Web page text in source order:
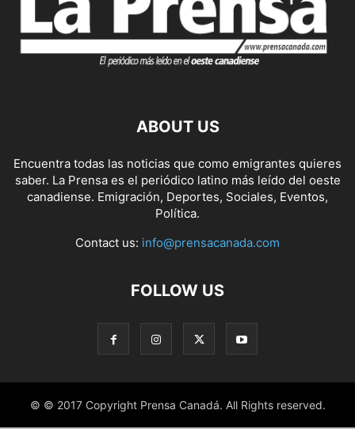
ABOUT US
Encuentra todas las noticias que como emigrantes quieres
saber. La Prensa es el periódico latino más leído del oeste
canadiense. Emigración, Deportes, Sociales, Eventos,
Política.
Contact us: info@prensacanada.com
FOLLOW US
© © 2017 Copyright Prensa Canadá. All Rights reserved.